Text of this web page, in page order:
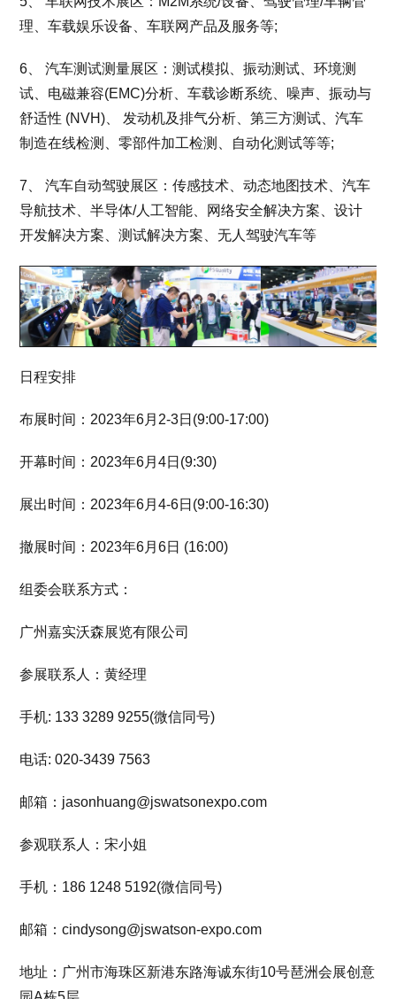
理、车载娱乐设备、车联网产品及服务等;
6、 汽车测试测量展区：测试模拟、振动测试、环境测
试、电磁兼容(EMC)分析、车载诊断系统、噪声、振动与
舒适性 (NVH)、 发动机及排气分析、第三方测试、汽车
制造在线检测、零部件加工检测、自动化测试等等;
7、 汽车自动驾驶展区：传感技术、动态地图技术、汽车
导航技术、半导体/人工智能、网络安全解决方案、设计
开发解决方案、测试解决方案、无人驾驶汽车等
日程安排
布展时间：2023年6月2-3日(9:00-17:00)
开幕时间：2023年6月4日(9:30)
展出时间：2023年6月4-6日(9:00-16:30)
撤展时间：2023年6月6日 (16:00)
组委会联系方式：
广州嘉实沃森展览有限公司
参展联系人：黄经理
手机: 133 3289 9255(微信同号)
电话: 020-3439 7563
邮箱：jasonhuang@jswatsonexpo.com
参观联系人：宋小姐
手机：186 1248 5192(微信同号)
邮箱：cindysong@jswatson-expo.com
地址：广州市海珠区新港东路海诚东街10号琶洲会展创意